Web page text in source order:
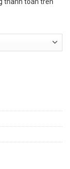
thanh toán trên
Cá Dài ST007